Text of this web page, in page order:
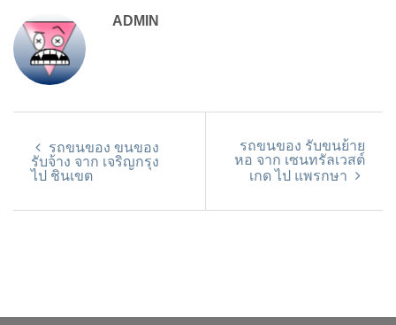
ADMIN
รถขนของ ขนของ
รับจ้าง จาก เจริญกรุง
ไป ชินเขต
รถขนของ รับขนย้าย
หอ จาก เซนทรัลเวสต์
เกด ไป แพรกษา